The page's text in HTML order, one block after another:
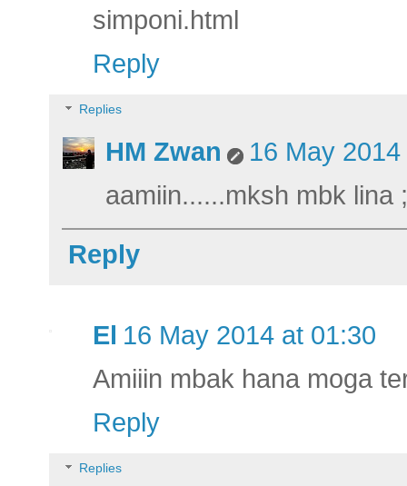
simponi.html
Reply
Replies
HM Zwan
16 May
aamiin......mksh mbk lina
Reply
El 16 May 2014 at 01:30
Amiiin mbak hana moga
Reply
Replies